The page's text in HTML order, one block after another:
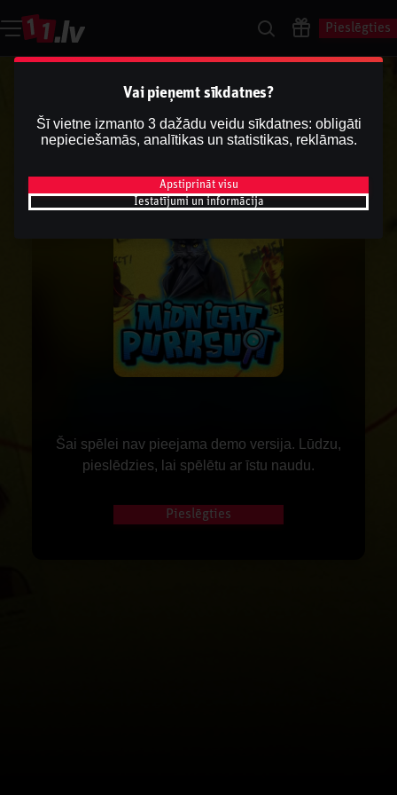
Pieslēgties
Šai spēlei nav pieejama demo versija. Lūdzu,
pieslēdzies, lai spēlētu ar īstu naudu.
Pieslēgties
Vai pieņemt sīkdatnes?
Šī vietne izmanto 3 dažādu veidu sīkdatnes: obligāti
nepieciešamās, analītikas un statistikas, reklāmas.
Apstiprināt visu
Iestatījumi un informācija